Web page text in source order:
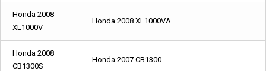
Honda 2008
XL1000V
Honda 2008 XL1000VA
Honda 2008
CB1300S
Honda 2007 CB1300